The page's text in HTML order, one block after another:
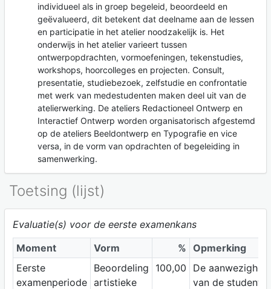
individueel als in groep begeleid, beoordeeld en
geëvalueerd, dit betekent dat deelname aan de lessen
en participatie in het atelier noodzakelijk is. Het
onderwijs in het atelier varieert tussen
ontwerpopdrachten, vormoefeningen, tekenstudies,
workshops, hoorcolleges en projecten. Consult,
presentatie, studiebezoek, zelfstudie en confrontatie
met werk van medestudenten maken deel uit van de
atelierwerking. De ateliers Redactioneel Ontwerp en
Interactief Ontwerp worden organisatorisch afgestemd
op de ateliers Beeldontwerp en Typografie en vice
versa, in de vorm van opdrachten of begeleiding in
samenwerking.
Toetsing (lijst)
Evaluatie(s) voor de eerste examenkans
Moment
Vorm % Opmerking
Eerste
examenperiode
Beoordeling
artistieke
100,00
De aanwezigheid
van de student is